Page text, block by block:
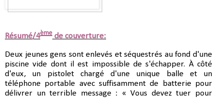
Résumé/4ème de couverture:
Deux jeunes gens sont enlevés et séquestrés au fond d'une
piscine vide dont il est impossible de s'échapper. À côté
d'eux, un pistolet chargé d'une unique balle et un
téléphone portable avec suffisamment de batterie pour
délivrer un terrible message : « Vous devez tuer pour